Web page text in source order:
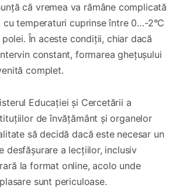
că vremea va rămâne complicată
cu temperaturi cuprinse între 0…-2°C
În aceste condiții, chiar dacă
constant, formarea ghețușului
complet.
Educației și Cercetării a
de învățământ și organelor
să decidă dacă este necesar un
desfășurare a lecțiilor, inclusiv
la format online, acolo unde
sunt periculoase.